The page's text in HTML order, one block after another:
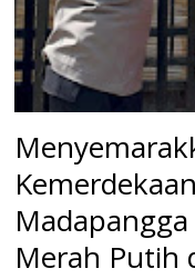
Merah Putih